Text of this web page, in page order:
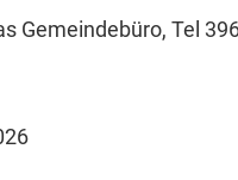
Gemeindebüro, Tel